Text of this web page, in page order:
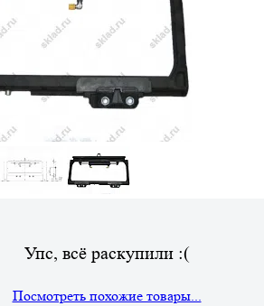
Упс, всё раскупили :(
Посмотреть похожие товары...